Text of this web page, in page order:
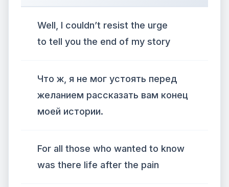
Well, I couldn’t resist the urge
to tell you the end of my story
Что ж, я не мог устоять перед
желанием рассказать вам конец
моей истории.
For all those who wanted to know
was there life after the pain